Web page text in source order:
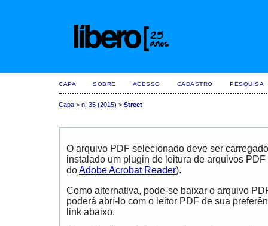
CAPA SOBRE ACESSO CADASTRO PESQUISA
Capa > n. 35 (2015) > Street
O arquivo PDF selecionado deve ser
instalado um plugin de leitura de arquivos
doAdobe Acrobat Reader).
Como alternativa, pode-se baixar o arquivo
poderá abrí-lo com o leitor PDF de sua
link abaixo.